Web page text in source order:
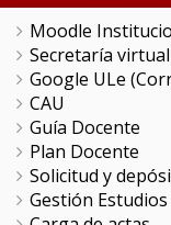
Moodle
Secretaría virtual
Google ULe
CAU
Guía Docente
Plan Docente
Solicitud y
Gestión